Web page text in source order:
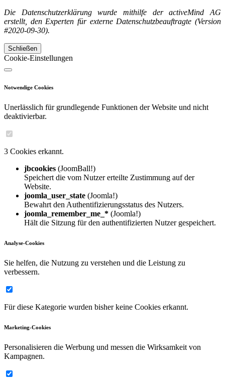
Die Datenschutzerklärung wurde mithilfe der activeMind AG
erstellt, den Experten für externe Datenschutzbeauftragte (Version
#2020-09-30).
Schließen
Cookie-Einstellungen
Notwendige Cookies
Unerlässlich für grundlegende Funktionen der Website und nicht
deaktivierbar.
3 Cookies erkannt.
jbcookies (JoomBall!)
Speichert die vom Nutzer erteilte Zustimmung auf der
Website.
joomla_user_state (Joomla!)
Bewahrt den Authentifizierungsstatus des Nutzers.
joomla_remember_me_* (Joomla!)
Hält die Sitzung für den authentifizierten Nutzer gespeichert.
Analyse-Cookies
Sie helfen, die Nutzung zu verstehen und die Leistung zu
verbessern.
Für diese Kategorie wurden bisher keine Cookies erkannt.
Marketing-Cookies
Personalisieren die Werbung und messen die Wirksamkeit von
Kampagnen.